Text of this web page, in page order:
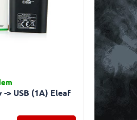
-> USB (1A) Eleaf